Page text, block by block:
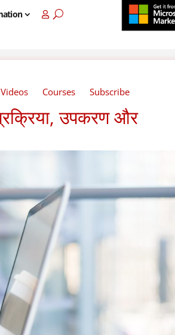
Videos Courses Subscribe
उपकरण और